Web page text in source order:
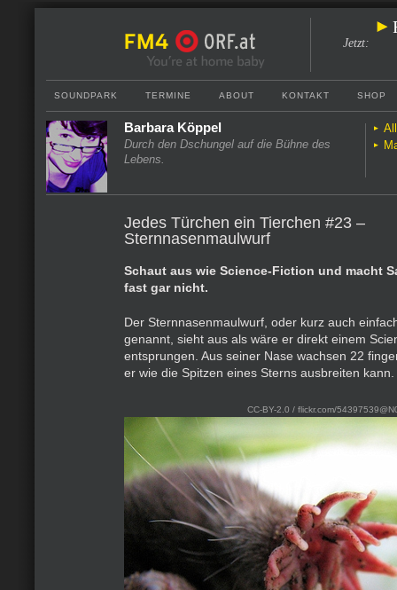
Jetzt:
SOUNDPARK TERMINE ABOUT KONTAKT SHOP
Barbara Köppel
Durch den Dschungel auf die Bühne des
Lebens.
Jedes Türchen ein Tierchen #23 –
Sternnasenmaulwurf
Schaut aus wie Science-Fiction und macht
fast gar nicht.
Der Sternnasenmaulwurf, oder kurz auch
genannt, sieht aus als wäre er direkt einem
entsprungen. Aus seiner Nase wachsen 22
er wie die Spitzen eines Sterns ausbreiten kann.
CC-BY-2.0 / flickr.com/